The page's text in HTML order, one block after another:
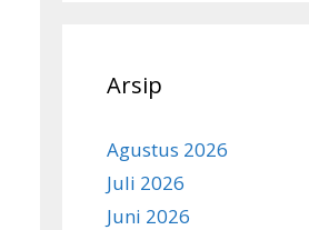
Arsip
Agustus 2026
Juli 2026
Juni 2026